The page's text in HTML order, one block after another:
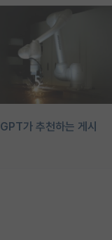
가 추천하는 게시